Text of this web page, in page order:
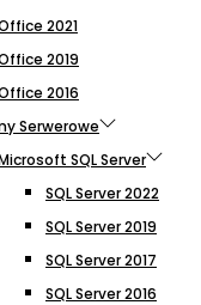
2021
2019
2016
Serwerowe
SQL Server
SQL Server 2022
SQL Server 2019
SQL Server 2017
SQL Server 2016